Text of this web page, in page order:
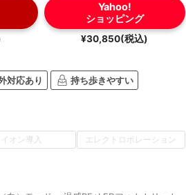
Yahoo!
ショッピング
¥30,850(税込)
対応あり 持ち歩きやすい
イオン導入 エレクトロポレーション